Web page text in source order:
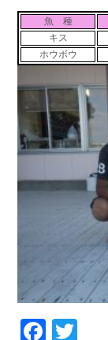
魚 種
キス
ホウボウ